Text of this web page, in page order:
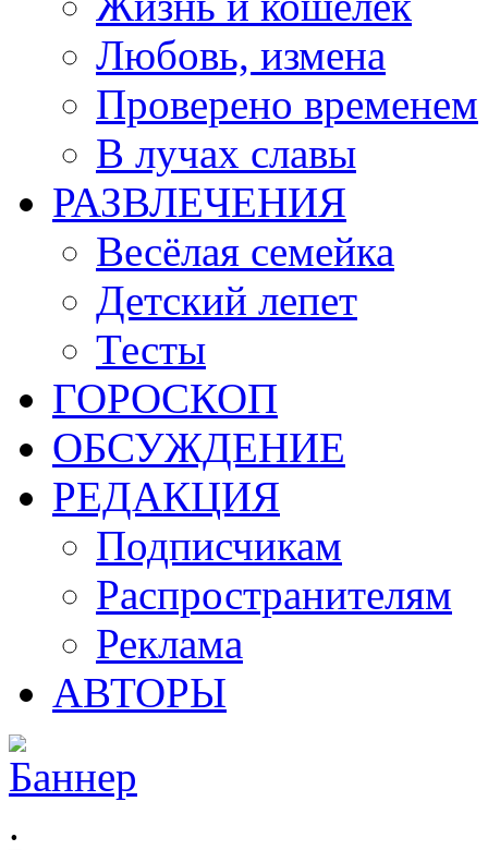
Любовь, измена
Проверено временем
В лучах славы
РАЗВЛЕЧЕНИЯ
Весёлая семейка
Детский лепет
Тесты
ГОРОСКОП
ОБСУЖДЕНИЕ
РЕДАКЦИЯ
Подписчикам
Распространителям
Реклама
АВТОРЫ
.